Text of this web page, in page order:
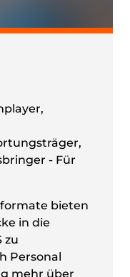
- Für
bieten
in die
zu
Personal
mehr über